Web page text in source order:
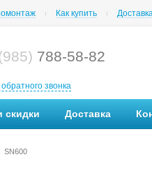
Как купить
788-58-82
звонка
скидки Доставка
SN600